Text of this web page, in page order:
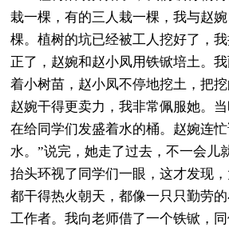
栽一棵，有的三人栽一棵，我与赵
棵。植树的坑已经被工人挖好了，
正了，赵婉和赵小凤用铁锨培土。
着小树苗，赵小凤不停地挖土，把挖
赵婉干得更卖力，我非常佩服她。
在给同学们发盛着水的桶。赵婉连
水。”说完，她走了过去，不一会儿
抬头环视了同学们一眼，这才发现，
都干得热火朝天，都像一只只勤劳
工作者。我向老师借了一个铁锨，